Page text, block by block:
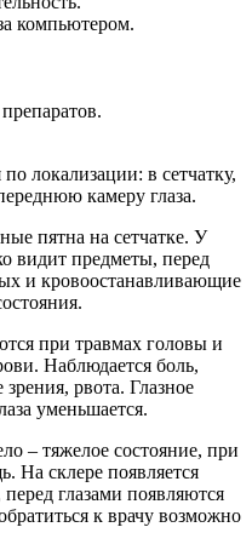
компьютером.
локализации: в сетчатку,
камеру глаза.
пятна на сетчатке. У
видит предметы, перед
и кровоостанавливающие
при травмах головы и
Наблюдается боль,
рвота. Глазное
уменьшается.
– тяжелое состояние, при
На склере появляется
перед глазами появляются
к врачу возможно